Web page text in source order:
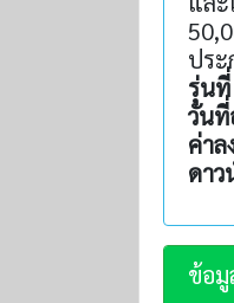
ปร
รุ่นที่
วันที่
ค่าล
ดาว
ข้อมู